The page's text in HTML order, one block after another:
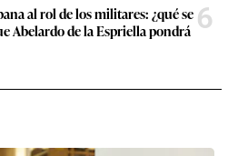
al rol de los militares: ¿qué se
Abelardo de la Espriella pondrá 6